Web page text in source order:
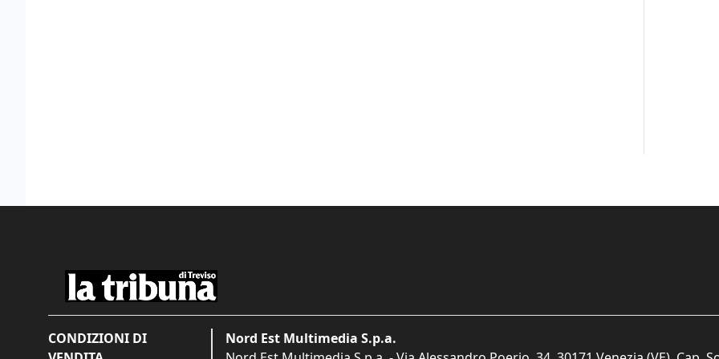
CONDIZIONI DI
Nord Est Multimedia S.p.a.